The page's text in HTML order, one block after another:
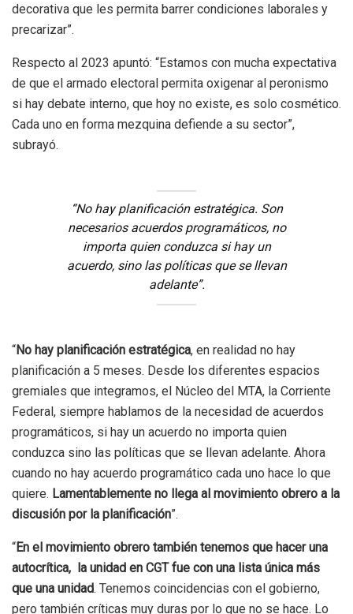
decorativa que les permita barrer condiciones laborales y
precarizar”.
Respecto al 2023 apuntó: “Estamos con mucha expectativa
de que el armado electoral permita oxigenar al peronismo
si hay debate interno, que hoy no existe, es solo cosmético.
Cada uno en forma mezquina defiende a su sector”,
subrayó.
“No hay planificación estratégica. Son
necesarios acuerdos programáticos, no
importa quien conduzca si hay un
acuerdo, sino las políticas que se llevan
adelante”.
“No hay planificación estratégica, en realidad no hay
planificación a 5 meses. Desde los diferentes espacios
gremiales que integramos, el Núcleo del MTA, la Corriente
Federal, siempre hablamos de la necesidad de acuerdos
programáticos, si hay un acuerdo no importa quien
conduzca sino las políticas que se llevan adelante. Ahora
cuando no hay acuerdo programático cada uno hace lo que
quiere. Lamentablemente no llega al movimiento obrero a la
discusión por la planificación”.
“En el movimiento obrero también tenemos que hacer una
autocrítica, la unidad en CGT fue con una lista única más
que una unidad. Tenemos coincidencias con el gobierno,
pero también críticas muy duras por lo que no se hace. Lo